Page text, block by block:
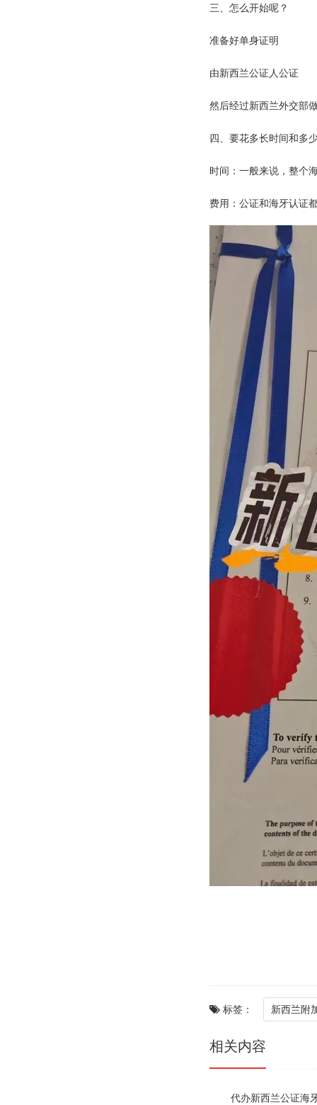
三、怎么开始呢？
准备好单身证明
由新西兰公证人公证
然后经过新西兰外交部
四、要花多长时间和多
时间：一般来说，整个
费用：公证和海牙认证
标签： 新西兰附
相关内容
代办新西兰公证海